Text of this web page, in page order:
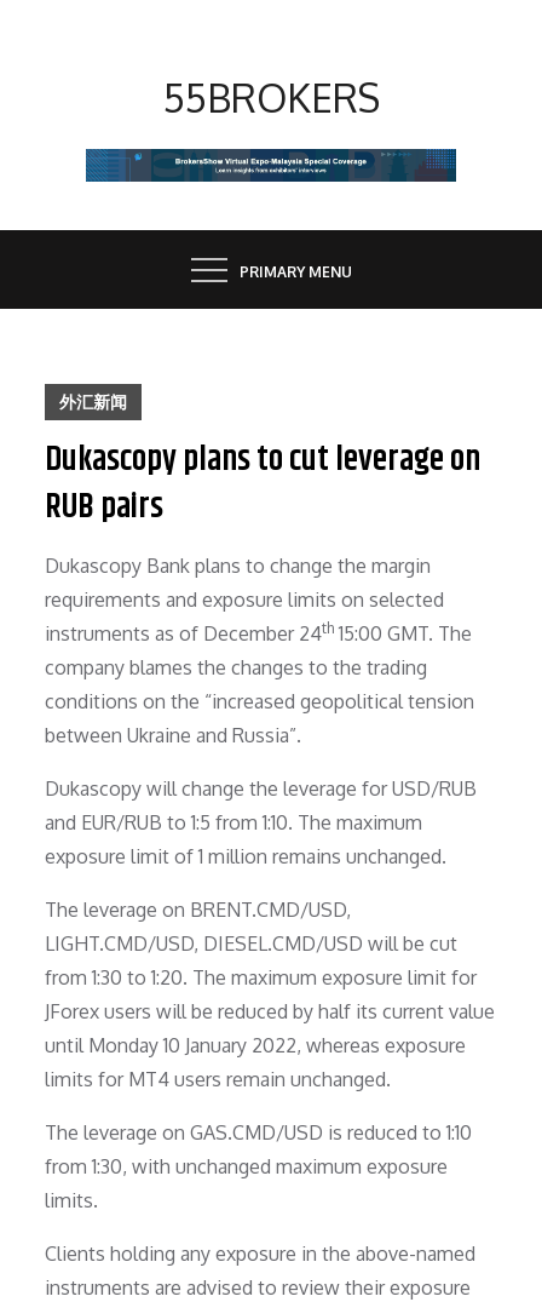
55BROKERS
PRIMARY MENU
外汇新闻
Dukascopy plans to cut leverage on
RUB pairs
Dukascopy Bank plans to change the margin
requirements and exposure limits on selected
instruments as of December 24th 15:00 GMT. The
company blames the changes to the trading
conditions on the “increased geopolitical tension
between Ukraine and Russia”.
Dukascopy will change the leverage for USD/RUB
and EUR/RUB to 1:5 from 1:10. The maximum
exposure limit of 1 million remains unchanged.
The leverage on BRENT.CMD/USD,
LIGHT.CMD/USD, DIESEL.CMD/USD will be cut
from 1:30 to 1:20. The maximum exposure limit for
JForex users will be reduced by half its current value
until Monday 10 January 2022, whereas exposure
limits for MT4 users remain unchanged.
The leverage on GAS.CMD/USD is reduced to 1:10
from 1:30, with unchanged maximum exposure
limits.
Clients holding any exposure in the above-named
instruments are advised to review their exposure